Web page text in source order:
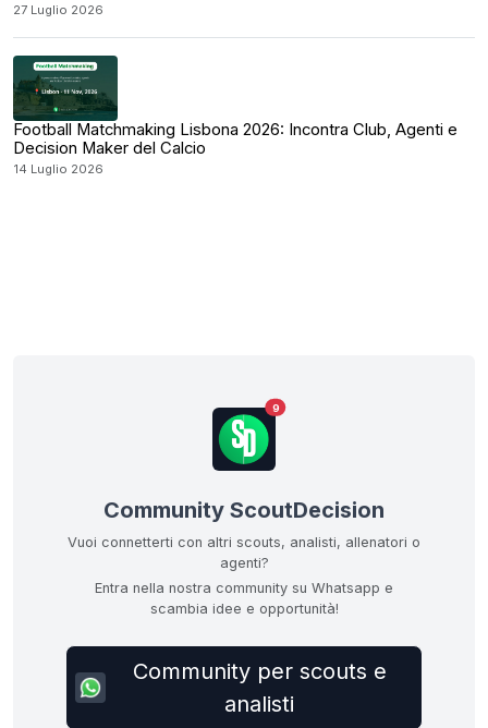
27 Luglio 2026
Football Matchmaking Lisbona 2026: Incontra Club, Agenti e
Decision Maker del Calcio
14 Luglio 2026
9
Community ScoutDecision
Vuoi connetterti con altri scouts, analisti, allenatori o
agenti?
Entra nella nostra community su Whatsapp e
scambia idee e opportunità!
Community per scouts e
analisti